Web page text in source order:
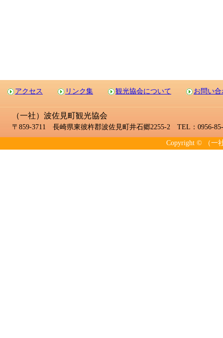
アクセス リンク集 観光協会について お問い
（一社）波佐見町観光協会
〒859-3711 長崎県東彼杵郡波佐見町井石郷2255-2 TEL：0956-
Copyright © （一